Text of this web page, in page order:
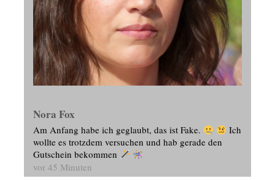
Nora Fox
Am Anfang habe ich geglaubt, das ist Fake.
Ich
wollte es trotzdem versuchen und hab gerade den
Gutschein bekommen
vor 45 Minuten